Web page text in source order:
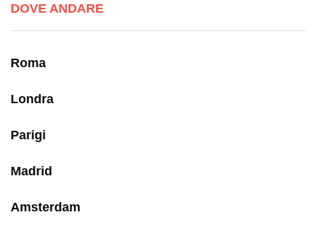
DOVE ANDARE
Roma
Londra
Parigi
Madrid
Amsterdam